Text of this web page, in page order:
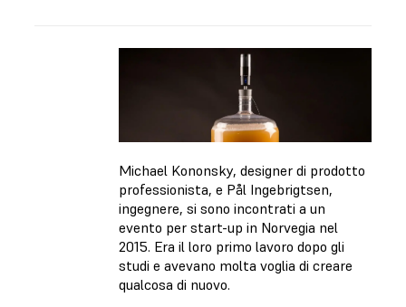
Michael Kononsky, designer di prodotto
professionista, e Pål Ingebrigtsen,
ingegnere, si sono incontrati a un
evento per start-up in Norvegia nel
2015. Era il loro primo lavoro dopo gli
studi e avevano molta voglia di creare
qualcosa di nuovo.